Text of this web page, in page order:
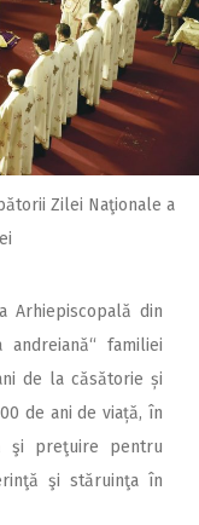
Zilei Naţionale a
Arhiepiscopală din
familiei
de la căsătorie și
de ani de viață, în
şi preţuire pentru
şi stăruinţa în